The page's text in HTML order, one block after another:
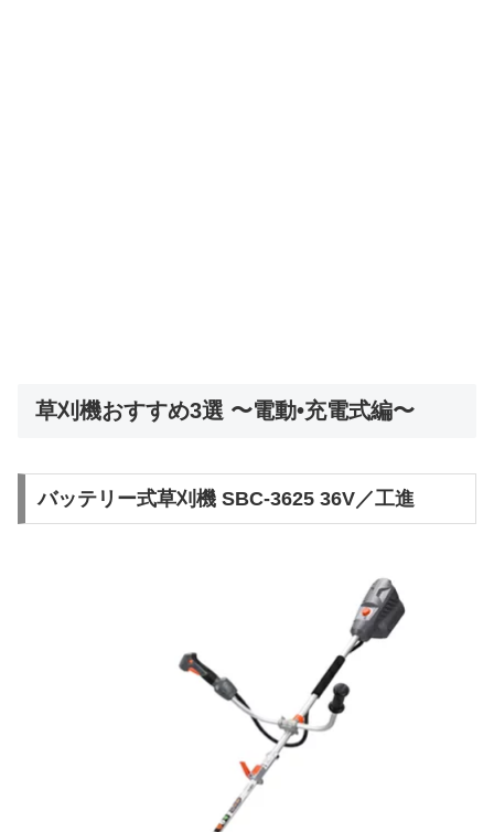
草刈機おすすめ3選 〜電動•充電式編〜
バッテリー式草刈機 SBC-3625 36V／工進